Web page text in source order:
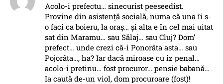
Acolo-i prefectu… sinecurist peeseedist.
Provine din asistență socială, numa că una îi s-
o faci ca boieru, la oraș… și alta e în cel mai uitat
sat din Maramu… sau Sălaj… sau Cluj? Dom’
prefect… unde crezi că-i Ponorâta asta… sau
Pojorâta…, ha? Iar dacă miroase cu iz penal…
acolo-i pretinu… fost procuror… pensie babană…
Ia caută de-un viol, dom procuroare (fost)!